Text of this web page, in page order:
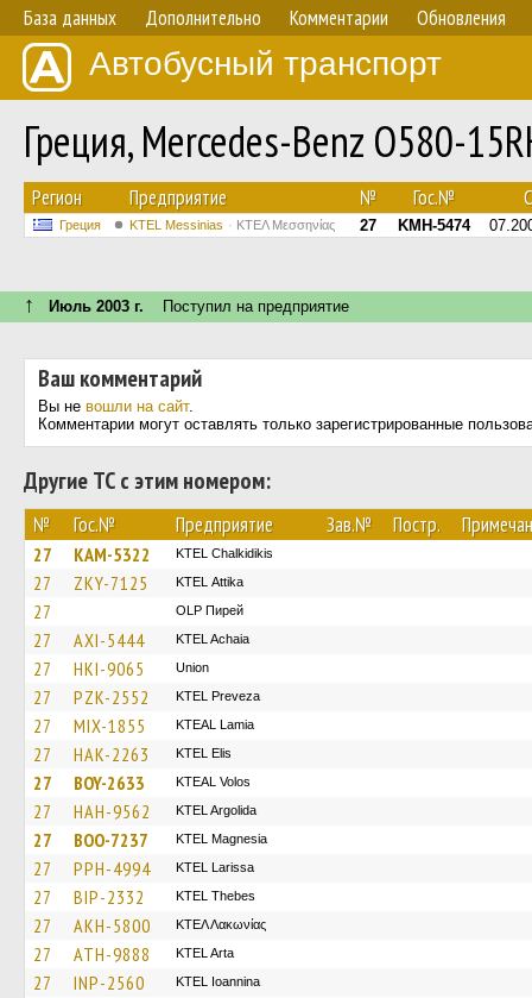
База данных Дополнительно Комментарии Обновления
Автобусный транспорт
Греция, Mercedes-Benz O580-
Регион Предприятие № Гос.№
Греция KTEL Messinias ΚΤΕΛ Μεσσηνίας 27 KMH-5474
↑ Июль 2003 г. Поступил на предприятие
Ваш комментарий
Вы не вошли на сайт.
Комментарии могут оставлять только зарегистрированные
Другие ТС с этим номером:
№ Гос.№ Предприятие Зав.№ Постр.
27 KAM-5322 ΚΤΕL Chalkidikis
27 ZKY-7125 KΤΕL Αttika
27 OLP Пирей
27 AXI-5444 KTEL Achaia
27 HKI-9065 Union
27 PZK-2552 KTEL Preveza
27 MIX-1855 KTEAL Lamia
27 HAK-2263 KTEL Elis
27 BOY-2633 KTEAL Volos
27 HAH-9562 KTEL Argolida
27 BOO-7237 ΚΤΕL Magnesia
27 PPH-4994 KTEL Larissa
27 BIP-2332 KTEL Thebes
27 AKH-5800 ΚΤΕΛ Λακωνίας
27 ATH-9888 KTEL Arta
27 INP-2560 KTEL Ioannina